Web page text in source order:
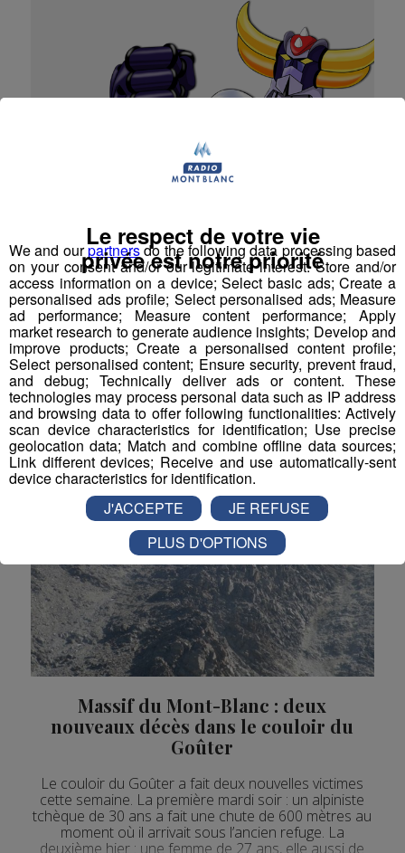
Goldorak fête ses 42 ans !
Il y a 42 ans jour pour jour, le premier épisode de
Godorak apparaissait sur les écrans du Japon. Ce
n'est que 3 ans plus tard, en 1978, que les français
ont découvert ce robot de l'espace. Ce matin, Jessica
vous a demandé si vous vous rappeliez de cette série
animée, écoutez vos réponses ⬇ [Fichier audio]
La Matinale des Super Lève-Tôt
Massif du Mont-Blanc : deux
nouveaux décès dans le couloir du
Goûter
Le couloir du Goûter a fait deux nouvelles victimes
cette semaine. La première mardi soir : un alpiniste
tchèque de 30 ans a fait une chute de 600 mètres au
moment où il arrivait sous l’ancien refuge. La
deuxième hier : une femme de 27 ans, elle aussi de
We and ourpartnersdo the following data processing based
on your consent and/or our legitimate interest: Store and/or
access information on a device; Select basic ads; Create a
personalised ads profile; Select personalised ads; Measure
ad performance; Measure content performance; Apply
market research to generate audience insights; Develop and
improve products; Create a personalised content profile;
Select personalised content; Ensure security, prevent fraud,
and debug; Technically deliver ads or content. These
technologies may process personal data such as IP address
and browsing data to offer following functionalities: Actively
scan device characteristics for identification; Use precise
geolocation data; Match and combine offline data sources;
Link different devices; Receive and use automatically-sent
device characteristics for identification.
Le respect de votre vie
privée est notre priorité
J'ACCEPTE
JE REFUSE
PLUS D'OPTIONS